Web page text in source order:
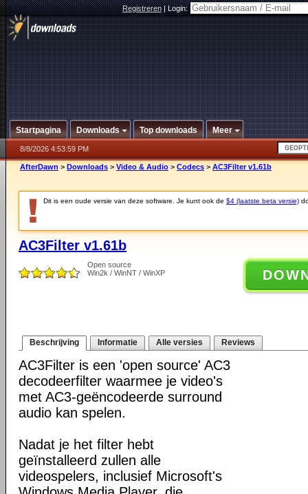
Registreren|Login:
Startpagina Downloads Top downloads Meer
8/8/2026 4:53:59 PM
AfterDawn > Downloads > Video & Audio > Codecs > AC3Filter v1.61b
Dit is een oude versie van deze software. Je kunt ook de $4 (laatste beta versie)
AC3Filter v1.61b
Open source
Win2k / WinNT / WinXP
Beschrijving Informatie Alle versies Reviews
AC3Filter is een 'open source' AC3
decodeerfilter waarmee je video's
met AC3-geëncodeerde surround
audio kan spelen.
Nadat je het filter hebt
geïnstalleerd zullen alle
videospelers, inclusief Microsoft's